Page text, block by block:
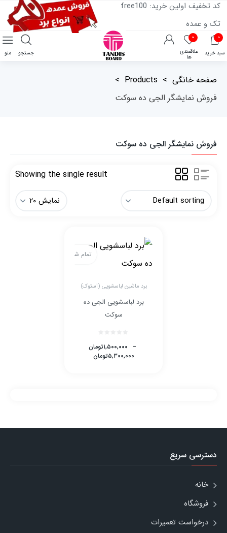
کد تخفیف اولین خرید: free100
تک و عمده
۰
سبد خرید
۰
علاقمندی
ها
منو جستجو
صفحه خانگی >
Products
>
فروش نمایشگر الجی ده سوکت
فروش نمایشگر الجی ده سوکت
Showing the single result
تمام شده
برد ماشین لباسشویی (استوک)
برد لباسشویی الجی ده
سوکت
تومان۱,۵۰۰,۰۰۰ –
تومان۵,۳۰۰,۰۰۰
دسترسی سریع
خانه
فروشگاه
درخواست تعمیرات